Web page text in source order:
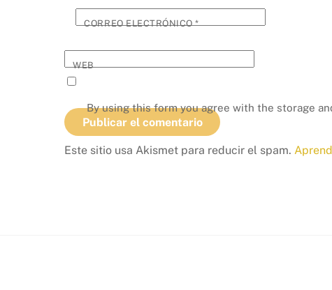
CORREO ELECTRÓNICO*
WEB
By using this form you agree with the storage
Este sitio usa Akismet para reducir el spam.